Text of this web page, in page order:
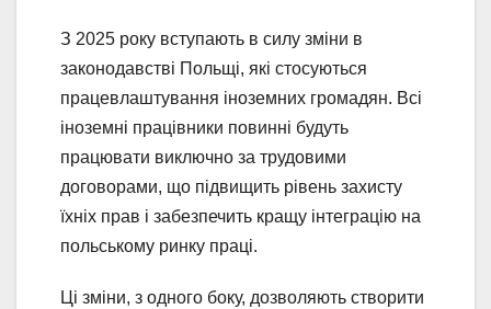
З 2025 року вступають в силу зміни в
законодавстві Польщі, які стосуються
працевлаштування іноземних громадян. Всі
іноземні працівники повинні будуть
працювати виключно за трудовими
договорами, що підвищить рівень захисту
їхніх прав і забезпечить кращу інтеграцію на
польському ринку праці.
Ці зміни, з одного боку, дозволяють створити